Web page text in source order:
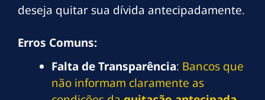
deseja quitar sua dívida antecipadamente.
Erros Comuns:
Falta de Transparência: Bancos que
não informam claramente as